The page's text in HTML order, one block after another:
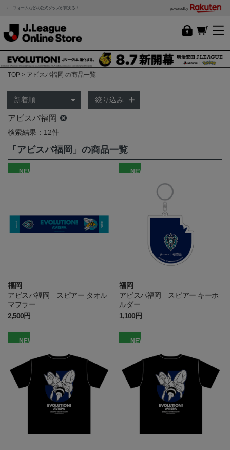
ユニフォームなどの公式グッズが買える！ powered by
TOP アビスパ福岡 の商品一覧
絞り込み
アビスパ福岡
検索結果：12件
「アビスパ福岡」の商品一覧
NEW
福岡
アビスパ福岡 スピアー タオル
マフラー
2,500円
NEW
福岡
アビスパ福岡 スピアー キーホ
ルダー
1,100円
NEW NEW